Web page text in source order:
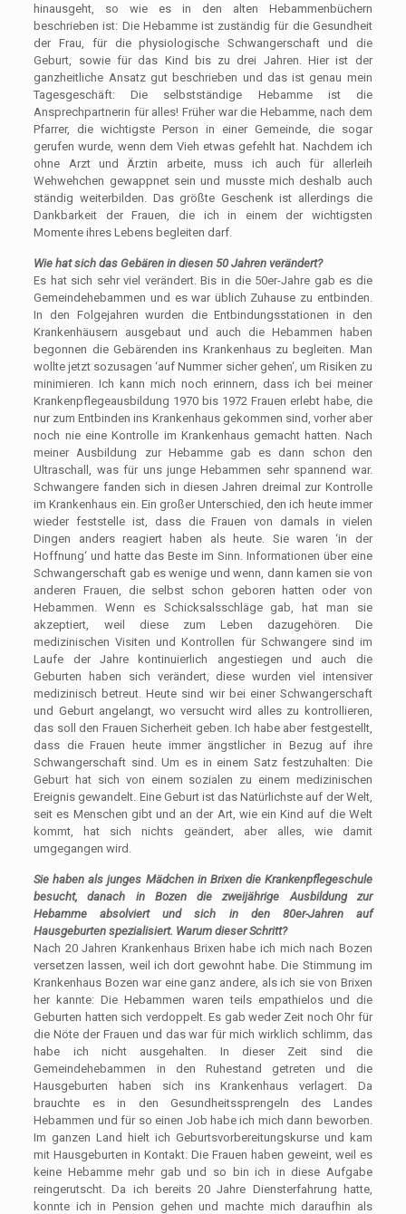
hinausgeht, so wie es in den alten Hebammenbüchern
beschrieben ist: Die Hebamme ist zuständig für die Gesundheit
der Frau, für die physiologische Schwangerschaft und die
Geburt, sowie für das Kind bis zu drei Jahren. Hier ist der
ganzheitliche Ansatz gut beschrieben und das ist genau mein
Tagesgeschäft: Die selbstständige Hebamme ist die
Ansprechpartnerin für alles! Früher war die Hebamme, nach dem
Pfarrer, die wichtigste Person in einer Gemeinde, die sogar
gerufen wurde, wenn dem Vieh etwas gefehlt hat. Nachdem ich
ohne Arzt und Ärztin arbeite, muss ich auch für allerleih
Wehwehchen gewappnet sein und musste mich deshalb auch
ständig weiterbilden. Das größte Geschenk ist allerdings die
Dankbarkeit der Frauen, die ich in einem der wichtigsten
Momente ihres Lebens begleiten darf.
Wie hat sich das Gebären in diesen 50 Jahren verändert?
Es hat sich sehr viel verändert. Bis in die 50er-Jahre gab es die
Gemeindehebammen und es war üblich Zuhause zu entbinden.
In den Folgejahren wurden die Entbindungsstationen in den
Krankenhäusern ausgebaut und auch die Hebammen haben
begonnen die Gebärenden ins Krankenhaus zu begleiten. Man
wollte jetzt sozusagen ‘auf Nummer sicher gehen‘, um Risiken zu
minimieren. Ich kann mich noch erinnern, dass ich bei meiner
Krankenpflegeausbildung 1970 bis 1972 Frauen erlebt habe, die
nur zum Entbinden ins Krankenhaus gekommen sind, vorher aber
noch nie eine Kontrolle im Krankenhaus gemacht hatten. Nach
meiner Ausbildung zur Hebamme gab es dann schon den
Ultraschall, was für uns junge Hebammen sehr spannend war.
Schwangere fanden sich in diesen Jahren dreimal zur Kontrolle
im Krankenhaus ein. Ein großer Unterschied, den ich heute immer
wieder feststelle ist, dass die Frauen von damals in vielen
Dingen anders reagiert haben als heute. Sie waren ‘in der
Hoffnung‘ und hatte das Beste im Sinn. Informationen über eine
Schwangerschaft gab es wenige und wenn, dann kamen sie von
anderen Frauen, die selbst schon geboren hatten oder von
Hebammen. Wenn es Schicksalsschläge gab, hat man sie
akzeptiert, weil diese zum Leben dazugehören. Die
medizinischen Visiten und Kontrollen für Schwangere sind im
Laufe der Jahre kontinuierlich angestiegen und auch die
Geburten haben sich verändert, diese wurden viel intensiver
medizinisch betreut. Heute sind wir bei einer Schwangerschaft
und Geburt angelangt, wo versucht wird alles zu kontrollieren,
das soll den Frauen Sicherheit geben. Ich habe aber festgestellt,
dass die Frauen heute immer ängstlicher in Bezug auf ihre
Schwangerschaft sind. Um es in einem Satz festzuhalten: Die
Geburt hat sich von einem sozialen zu einem medizinischen
Ereignis gewandelt. Eine Geburt ist das Natürlichste auf der Welt,
seit es Menschen gibt und an der Art, wie ein Kind auf die Welt
kommt, hat sich nichts geändert, aber alles, wie damit
umgegangen wird.
Sie haben als junges Mädchen in Brixen die Krankenpflegeschule
besucht, danach in Bozen die zweijährige Ausbildung zur
Hebamme absolviert und sich in den 80er-Jahren auf
Hausgeburten spezialisiert. Warum dieser Schritt?
Nach 20 Jahren Krankenhaus Brixen habe ich mich nach Bozen
versetzen lassen, weil ich dort gewohnt habe. Die Stimmung im
Krankenhaus Bozen war eine ganz andere, als ich sie von Brixen
her kannte: Die Hebammen waren teils empathielos und die
Geburten hatten sich verdoppelt. Es gab weder Zeit noch Ohr für
die Nöte der Frauen und das war für mich wirklich schlimm, das
habe ich nicht ausgehalten. In dieser Zeit sind die
Gemeindehebammen in den Ruhestand getreten und die
Hausgeburten haben sich ins Krankenhaus verlagert. Da
brauchte es in den Gesundheitssprengeln des Landes
Hebammen und für so einen Job habe ich mich dann beworben.
Im ganzen Land hielt ich Geburtsvorbereitungskurse und kam
mit Hausgeburten in Kontakt. Die Frauen haben geweint, weil es
keine Hebamme mehr gab und so bin ich in diese Aufgabe
reingerutscht. Da ich bereits 20 Jahre Diensterfahrung hatte,
konnte ich in Pension gehen und machte mich daraufhin als